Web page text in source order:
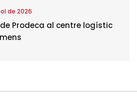
de 2026
Prodeca al centre logístic